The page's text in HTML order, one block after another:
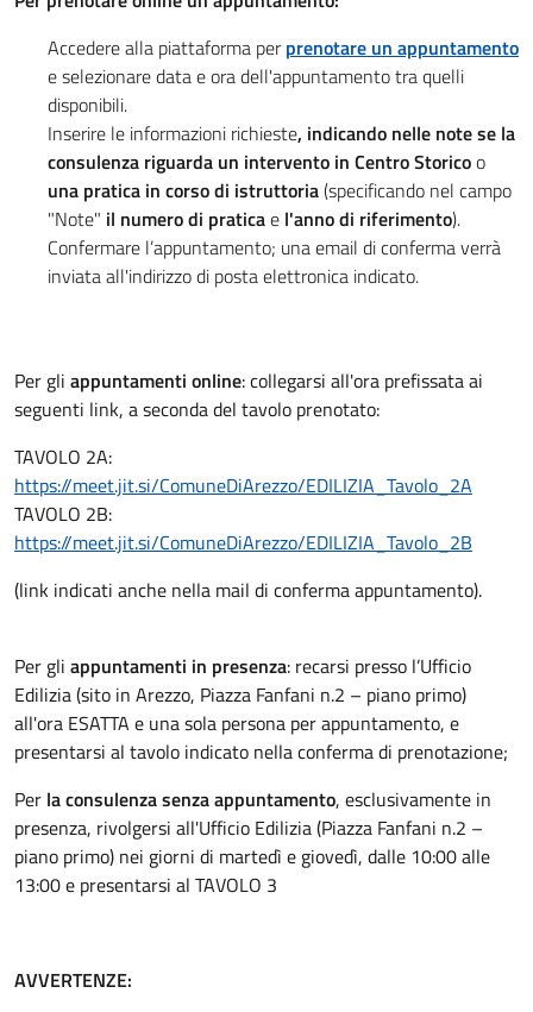
Accedere alla piattaforma perprenotare un appuntamento
e selezionare data e ora dell'appuntamento tra quelli
disponibili.
Inserire le informazioni richieste, indicando nelle note se la
consulenza riguarda un intervento in Centro Storicoo
una pratica in corso di istruttoria(specificando nel campo
"Note" il numero di praticae l'anno di riferimento).
Confermare l’appuntamento; una email di conferma verrà
inviata all'indirizzo di posta elettronica indicato.
Per gli appuntamenti online: collegarsi all'ora prefissata ai
seguenti link, a seconda del tavolo prenotato:
TAVOLO 2A:
https://meet.jit.si/ComuneDiArezzo/EDILIZIA_Tavolo_2A
TAVOLO 2B:
https://meet.jit.si/ComuneDiArezzo/EDILIZIA_Tavolo_2B
(link indicati anche nella mail di conferma appuntamento).
Per gli appuntamenti in presenza: recarsi presso l’Ufficio
Edilizia (sito in Arezzo, Piazza Fanfani n.2 – piano primo)
all'ora ESATTA e una sola persona per appuntamento, e
presentarsi al tavolo indicato nella conferma di prenotazione;
Per la consulenza senza appuntamento, esclusivamente in
presenza, rivolgersi all'Ufficio Edilizia (Piazza Fanfani n.2 –
piano primo) nei giorni di martedì e giovedì, dalle 10:00 alle
13:00 e presentarsi al TAVOLO 3
AVVERTENZE: